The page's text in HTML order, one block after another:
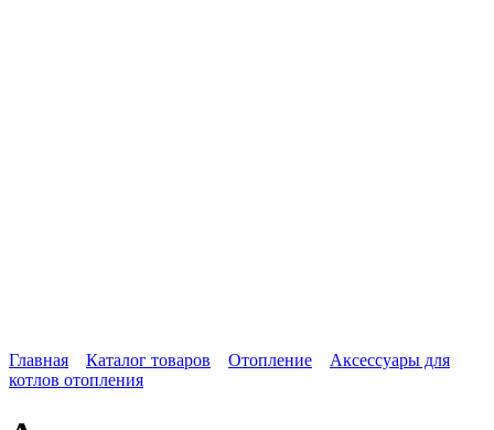
Главная Каталог товаров Отопление
Аксессуары для
котлов отопления